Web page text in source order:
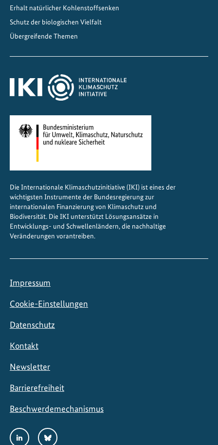
Erhalt natürlicher Kohlenstoffsenken
Schutz der biologischen Vielfalt
Übergreifende Themen
Die Internationale Klimaschutzinitiative (IKI) ist eines der
wichtigsten Instrumente der Bundesregierung zur
internationalen Finanzierung von Klimaschutz und
Biodiversität. Die IKI unterstützt Lösungsansätze in
Entwicklungs- und Schwellenländern, die nachhaltige
Veränderungen vorantreiben.
Impressum
Cookie-Einstellungen
Datenschutz
Kontakt
Newsletter
Barrierefreiheit
Beschwerdemechanismus
Social
Media
LinkedInBluesky